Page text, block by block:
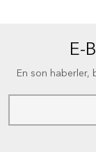
E-
En son haberler,